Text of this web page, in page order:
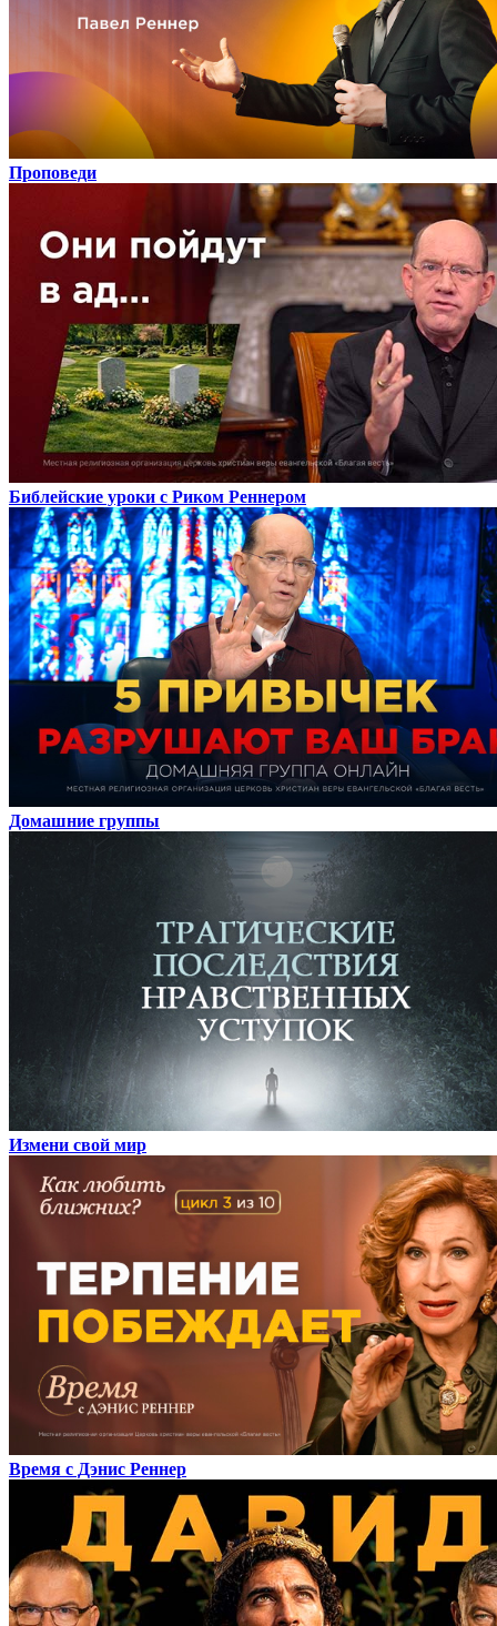
Проповеди
Библейские уроки с Риком Реннером
Домашние группы
Измени свой мир
Время с Дэнис Реннер